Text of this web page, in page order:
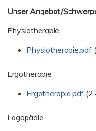
Unser Angebot/
Physiotherapie
Physiotherapie.pdf
Ergotherapie
Ergotherapie.pdf
Logopädie